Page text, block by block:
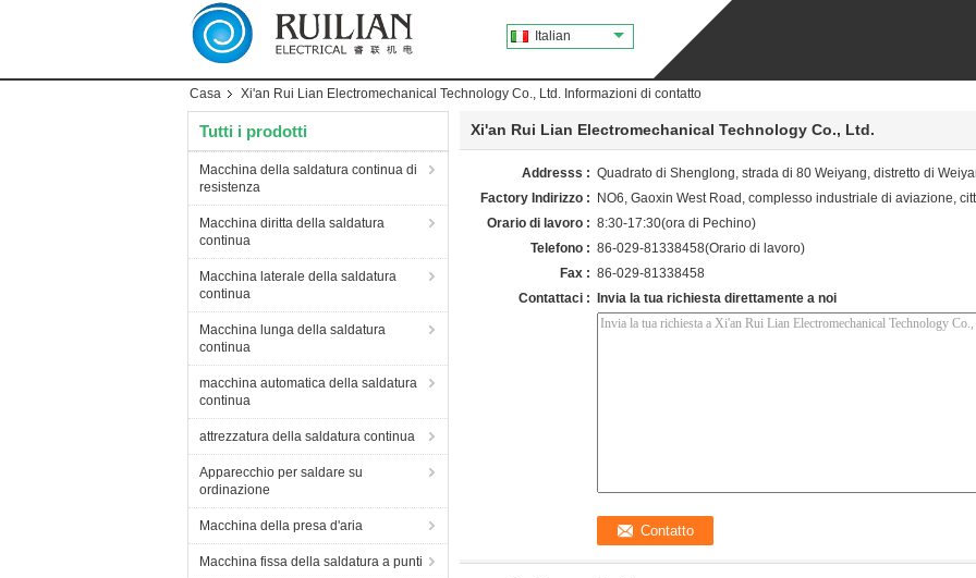
Italian
Casa Xi'an Rui Lian Electromechanical Technology Co., Ltd. Informazioni di contatto
Tutti i prodotti
Macchina della saldatura continua di
resistenza
Macchina diritta della saldatura
continua
Macchina laterale della saldatura
continua
Macchina lunga della saldatura
continua
macchina automatica della saldatura
continua
attrezzatura della saldatura continua
Apparecchio per saldare su
ordinazione
Macchina della presa d'aria
Macchina fissa della saldatura a punti
Xi'an Rui Lian Electromechanical Technology Co., Ltd.
Addresss : Quadrato di Shenglong, strada di 80 Weiyang, distretto di
Factory Indirizzo :
NO6, Gaoxin West Road, complesso industriale di aviazione,
Orario di lavoro : 8:30-17:30(ora di Pechino)
Telefono : 86-029-81338458(Orario di lavoro)
Fax : 86-029-81338458
Contattaci :
Invia la tua richiesta direttamente a noi